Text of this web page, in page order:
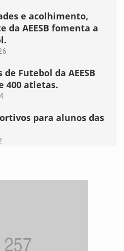
e acolhimento,
da AEESB fomenta a
Futebol da AEESB
400 atletas.
para alunos das